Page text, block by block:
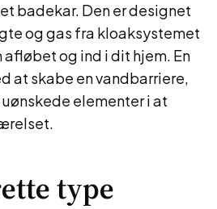
badekar. Den er designet
og gas fra kloaksystemet
og ind i dit hjem. En
at skabe en vandbarriere,
elementer i at
type